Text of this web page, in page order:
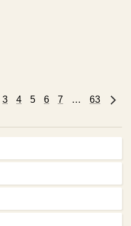
« 前へ
3 4 5 6 7 …
63